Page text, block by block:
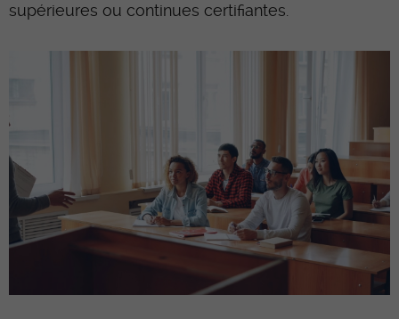
supérieures ou continues certifiantes.